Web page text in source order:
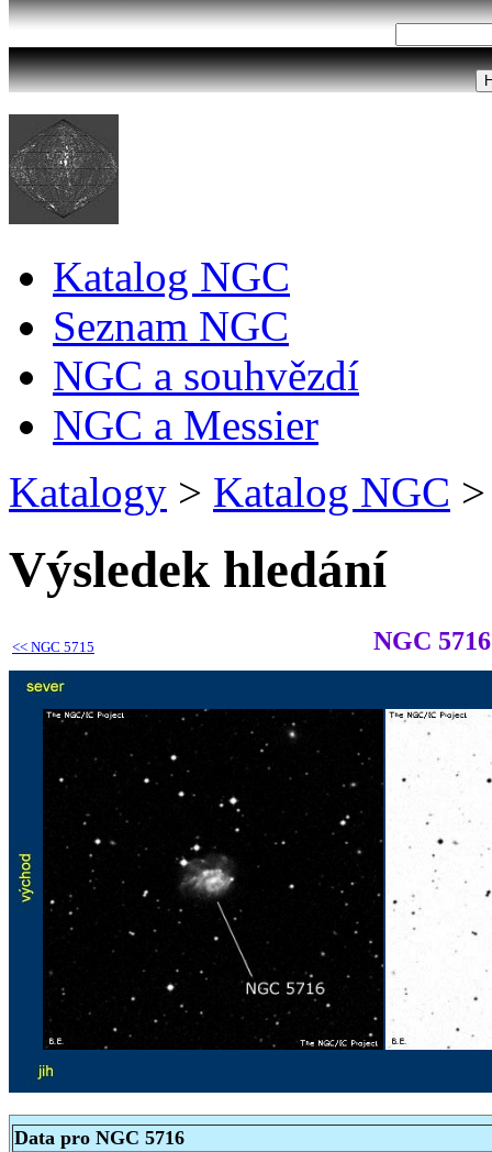
Katalog NGC
Seznam NGC
NGC a souhvězdí
NGC a Messier
Katalogy > Katalog NGC >
Výsledek hledání
<< NGC 5715 NGC 5716
Data pro NGC 5716